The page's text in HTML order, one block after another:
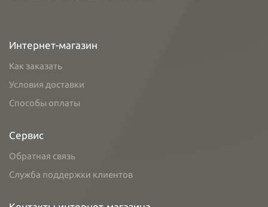
Интернет-магазин
Как заказать
Условия доставки
Способы оплаты
Сервис
Обратная связь
Служба поддержки клиентов